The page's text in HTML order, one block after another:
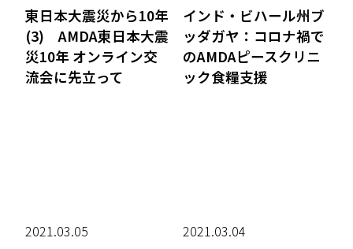
東日本大震災から10年
(3) AMDA東日本大震
災10年 オンライン交
流会に先立って
インド・ビハール州ブ
ッダガヤ：コロナ禍で
のAMDAピースクリニ
ック食糧支援
2021.03.05 2021.03.04